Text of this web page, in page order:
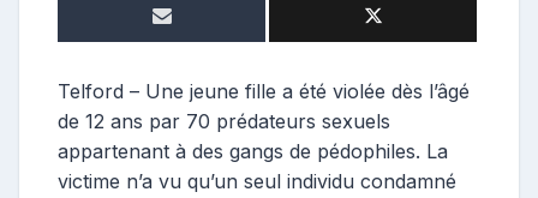
Telford – Une jeune fille a été violée dès l’âgé
de 12 ans par 70 prédateurs sexuels
appartenant à des gangs de pédophiles. La
victime n’a vu qu’un seul individu condamné